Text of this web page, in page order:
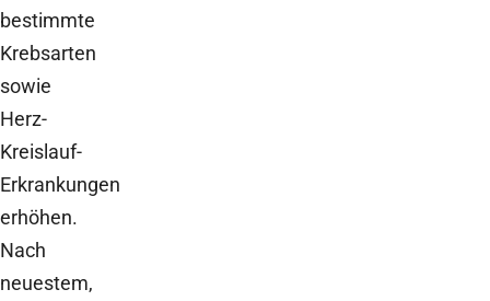
bestimmte
Krebsarten
sowie
Herz-
Kreislauf-
Erkrankungen
erhöhen.
Nach
neuestem,